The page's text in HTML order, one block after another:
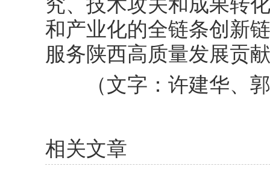
究、技术攻关和成果转
和产业化的全链条创新
服务陕西高质量发展贡
（文字：许建华、
相关文章